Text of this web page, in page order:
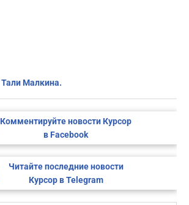
Тали Малкина.
Комментируйте новости Курсор
в Facebook
Читайте последние новости
Курсор в Telegram